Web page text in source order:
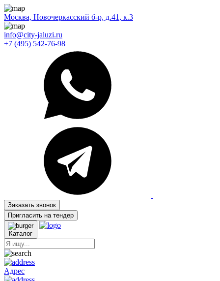
Москва, Новочеркасский б-р, д.41, к.3
info@city-jaluzi.ru
+7 (495) 542-76-98
Заказать звонок
Пригласить на тендер
Каталог
Адрес